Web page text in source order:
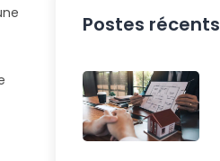
Postes récents